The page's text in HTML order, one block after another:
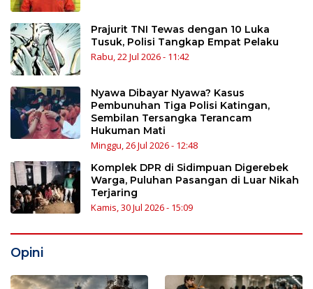
Prajurit TNI Tewas dengan 10 Luka
Tusuk, Polisi Tangkap Empat Pelaku
Rabu, 22 Jul 2026 - 11:42
Nyawa Dibayar Nyawa? Kasus
Pembunuhan Tiga Polisi Katingan,
Sembilan Tersangka Terancam
Hukuman Mati
Minggu, 26 Jul 2026 - 12:48
Komplek DPR di Sidimpuan Digerebek
Warga, Puluhan Pasangan di Luar Nikah
Terjaring
Kamis, 30 Jul 2026 - 15:09
Opini